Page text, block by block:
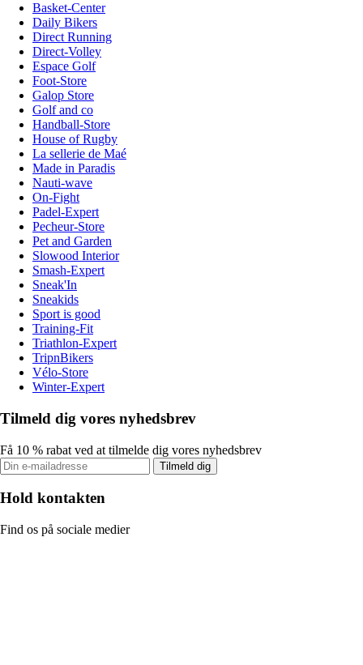
Basket-Center
Daily Bikers
Direct Running
Direct-Volley
Espace Golf
Foot-Store
Galop Store
Golf and co
Handball-Store
House of Rugby
La sellerie de Maé
Made in Paradis
Nauti-wave
On-Fight
Padel-Expert
Pecheur-Store
Pet and Garden
Slowood Interior
Smash-Expert
Sneak'In
Sneakids
Sport is good
Training-Fit
Triathlon-Expert
TripnBikers
Vélo-Store
Winter-Expert
Tilmeld dig vores nyhedsbrev
Få 10 % rabat ved at tilmelde dig vores nyhedsbrev
Tilmeld dig
Hold kontakten
Find os på sociale medier